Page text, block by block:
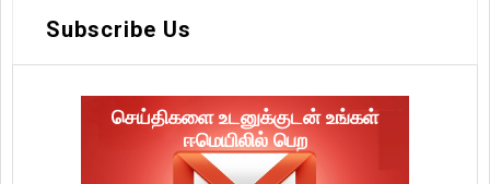
Subscribe Us
செய்திகளை உடனுக்குடன் உங்கள்
ஈமெயிலில் பெற